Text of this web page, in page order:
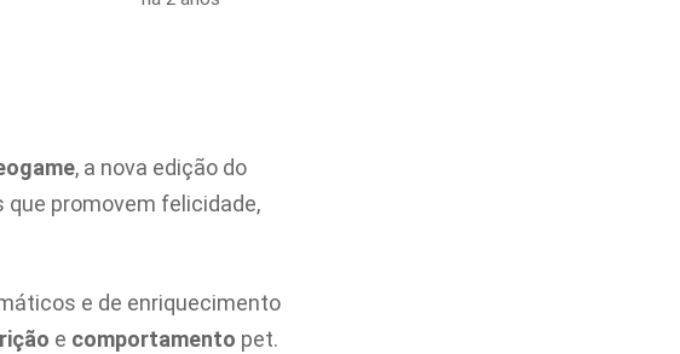
, a nova edição do
que promovem felicidade,
e de enriquecimento
e comportamento pet.